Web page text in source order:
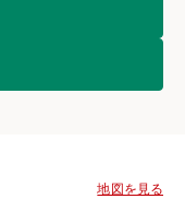
地図を見る